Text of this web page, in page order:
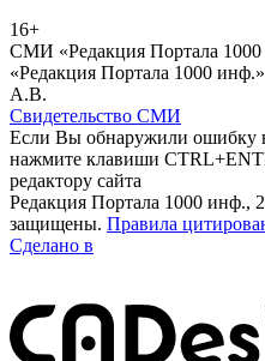
16+
СМИ «Редакция Портала
«Редакция Портала 1000
А.В.
Свидетельство СМИ
Если Вы обнаружили ошибку
нажмите клавиши
редактору сайта
Редакция Портала 1000 инф.,
защищены. Правила
Сделано в